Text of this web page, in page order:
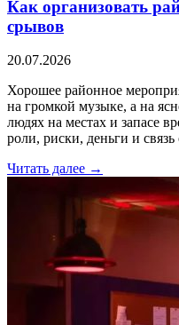
Как организовать
срывов
20.07.2026
Хорошее районное
на громкой музыке, а на
людях на местах и запасе
роли, риски, деньги и
Читать далее →